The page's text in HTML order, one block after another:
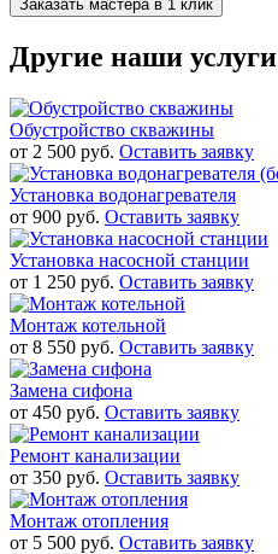
Заказать мастера в 1 клик
Другие наши услуги
Обустройство скважины
от 2 500 руб. Оставить заявку
Установка водонагревателя
от 900 руб. Оставить заявку
Установка насосной станции
от 1 250 руб. Оставить заявку
Монтаж котельной
от 8 550 руб. Оставить заявку
Замена сифона
от 450 руб. Оставить заявку
Ремонт канализации
от 350 руб. Оставить заявку
Монтаж отопления
от 5 500 руб. Оставить заявку